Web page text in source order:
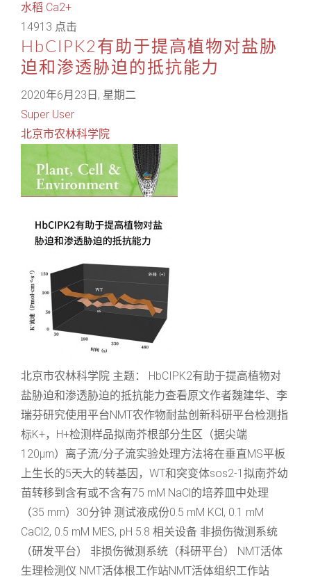
水稻 Ca2+
14913 点击
HbCIPK2有助于提高植物对盐胁
迫和渗透胁迫的抵抗能力
2020年6月23日, 星期二
Super User
北京市农林科学院
北京市农林科学院 主题： HbCIPK2有助于提高植物对
盐胁迫和渗透胁迫的抵抗能力查看原文作者魏建华、李
瑞芬研究使用平台NMT农作物耐盐创新科研平台检测指
标K+，H+检测样品拟南芥根部分生区（据尖端
120μm）离子流/分子流实验处理方法将在垂直MS平板
上生长的5天大的转基因，WT和突变体sos2-1拟南芥幼
苗转移到含有或不含有75 mM NaCl的培养皿中处理
（35 mm）30分钟 测试液成份0.5 mM KCl, 0.1 mM
CaCl2, 0.5 mM MES, pH 5.8 相关设备 非损伤微测系统
（研发平台） 非损伤微测系统（科研平台） NMT活体
生理检测仪 NMT活体根工作站NMT活体组织工作站